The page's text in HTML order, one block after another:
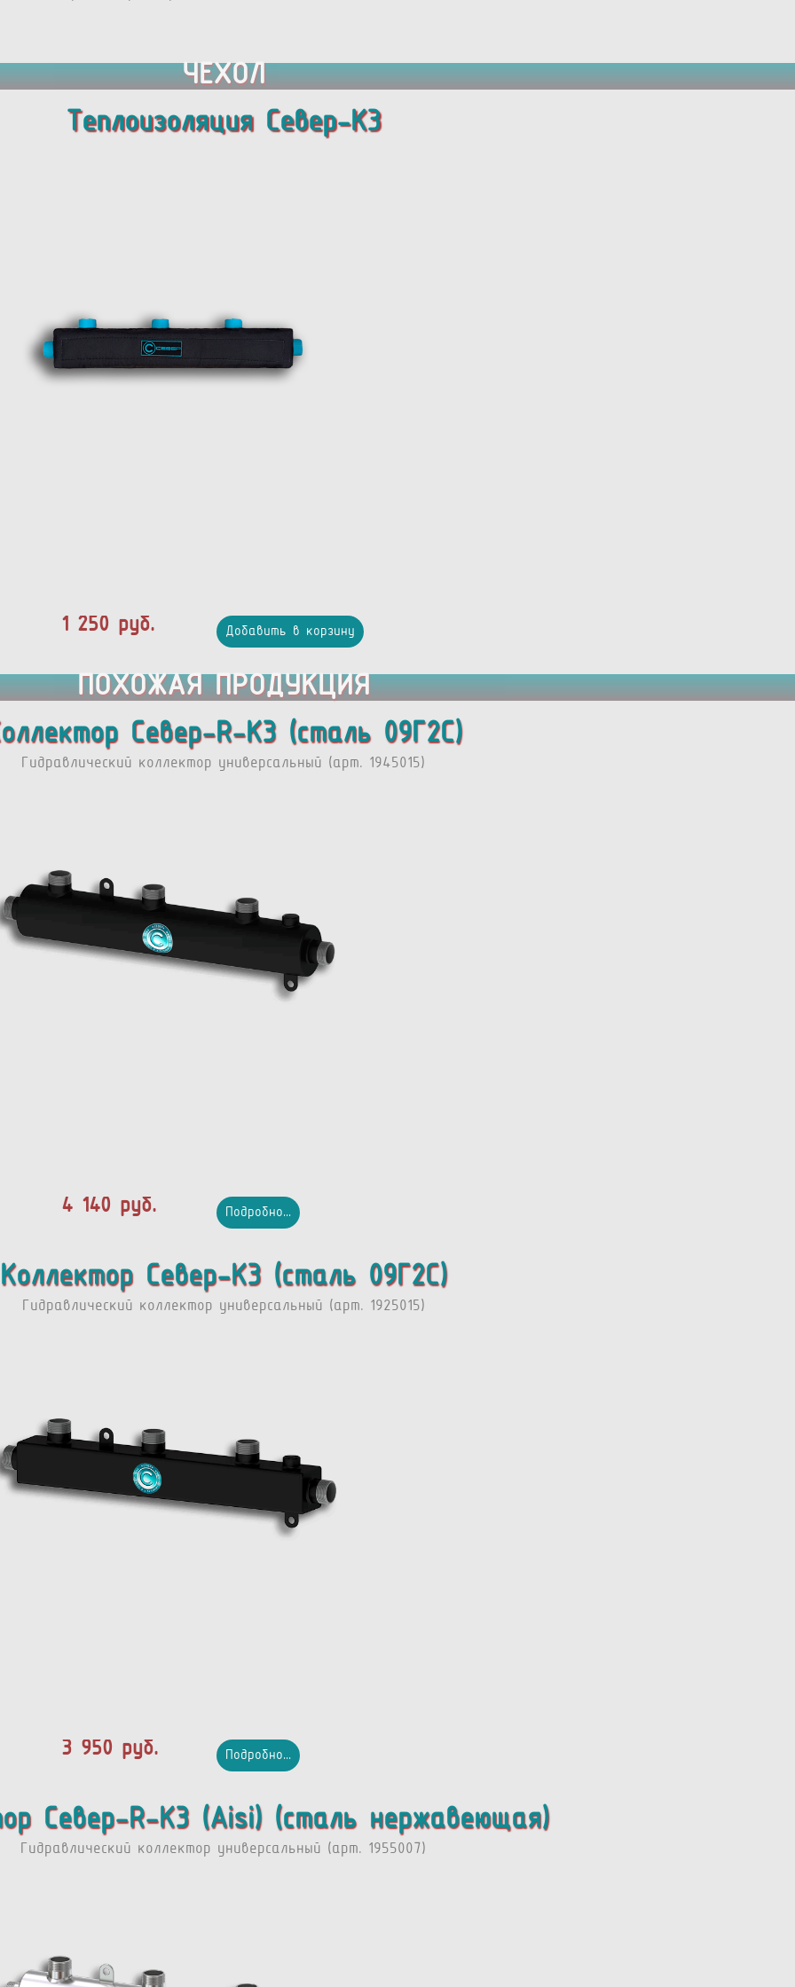
ЧЕХОЛ
Теплоизоляция Север-K3
1 250 руб. Добавить в корзину
ПОХОЖАЯ ПРОДУКЦИЯ
Север-R-К3 (сталь 09Г2С)
Гидравлический коллектор универсальный (арт. 1945015)
4 140 руб. Подробно...
Коллектор Север-К3 (сталь 09Г2С)
Гидравлический коллектор универсальный (арт. 1925015)
3 950 руб. Подробно...
Север-R-К3 (Aisi) (сталь нержавеющая)
Гидравлический коллектор универсальный (арт. 1955007)